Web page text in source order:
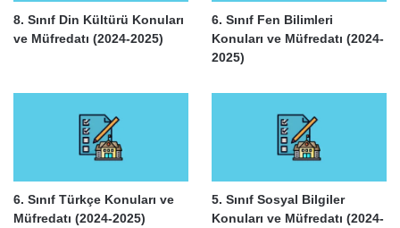
8. Sınıf Din Kültürü Konuları
ve Müfredatı (2024-2025)
6. Sınıf Fen Bilimleri
Konuları ve Müfredatı (2024-
2025)
6. Sınıf Türkçe Konuları ve
Müfredatı (2024-2025)
5. Sınıf Sosyal Bilgiler
Konuları ve Müfredatı (2024-